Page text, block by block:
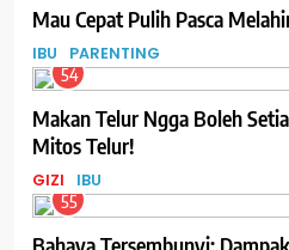
Mau Cepat Pulih Pasca
IBU PARENTING
54
Makan Telur Ngga Boleh
Mitos Telur!
GIZI IBU
55
Bahaya Tersembunyi: